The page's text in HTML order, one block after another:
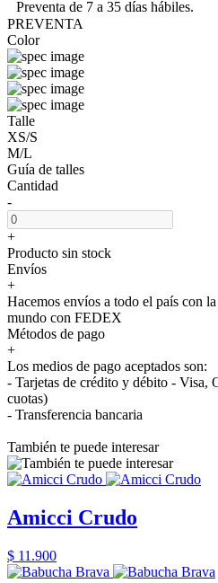
Preventa de 7 a 35 días hábiles.
PREVENTA
Color
Talle
XS/S
M/L
Guía de talles
Cantidad
-
+
Producto sin stock
Envíos
+
Hacemos envíos a todo el país con
mundo con FEDEX
Métodos de pago
+
Los medios de pago aceptados son:
- Tarjetas de crédito y débito - Visa,
cuotas)
- Transferencia bancaria
También te puede interesar
Amicci Crudo
$ 11.900